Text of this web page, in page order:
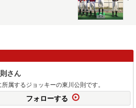
さん
属するジョッキーの東川公則です。
フォローする